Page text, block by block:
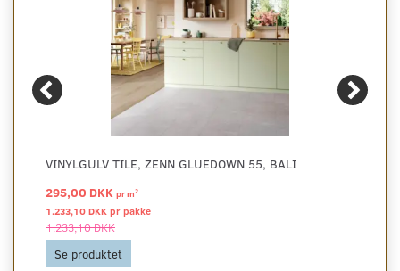
VINYLGULV TILE, ZENN GLUEDOWN 55, BALI
295,00 DKK prm2
1.233,10 DKK pr pakke
1.233,10 DKK
Se produktet